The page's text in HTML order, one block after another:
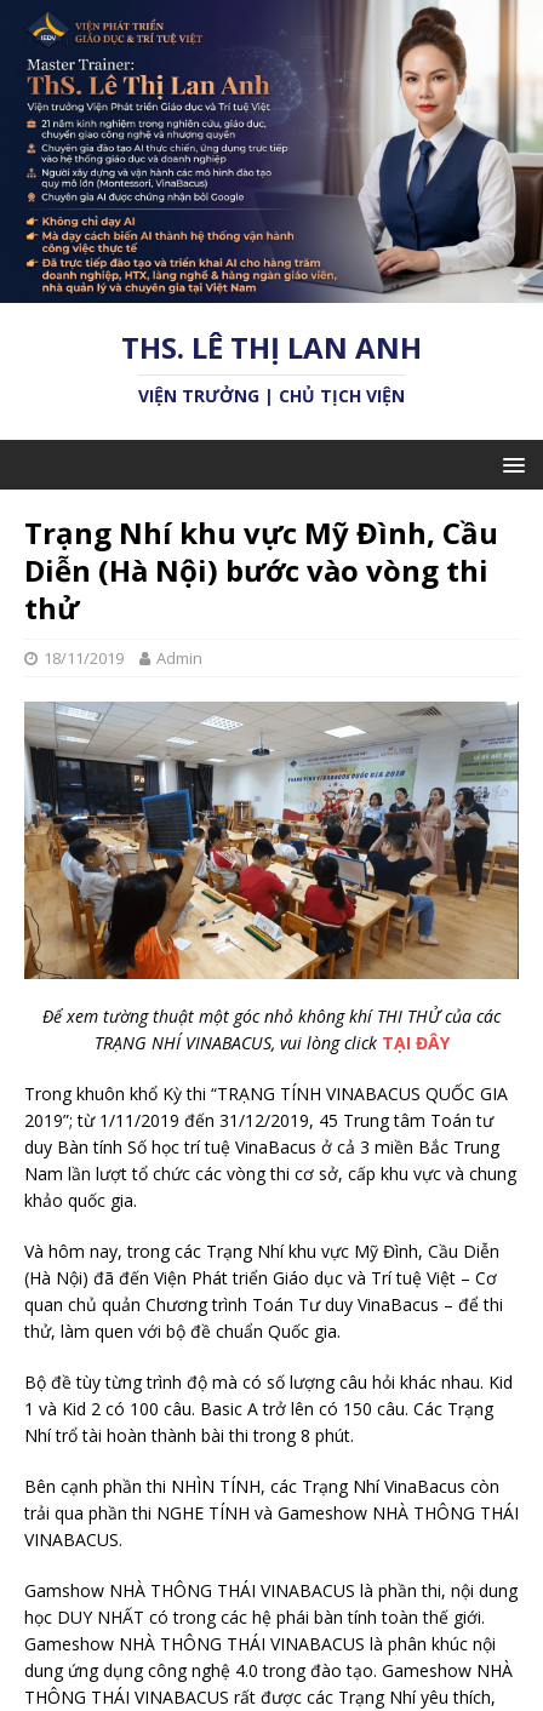
THS. LÊ THỊ LAN ANH
VIỆN TRƯỞNG | CHỦ TỊCH VIỆN
Trạng Nhí khu vực Mỹ Đình, Cầu
Diễn (Hà Nội) bước vào vòng thi
thử
18/11/2019 Admin
Để xem tường thuật một góc nhỏ không khí THI THỬ của các
TRẠNG NHÍ VINABACUS, vui lòng click TẠI ĐÂY
Trong khuôn khổ Kỳ thi “TRẠNG TÍNH VINABACUS QUỐC GIA
2019”; từ 1/11/2019 đến 31/12/2019, 45 Trung tâm Toán tư
duy Bàn tính Số học trí tuệ VinaBacus ở cả 3 miền Bắc Trung
Nam lần lượt tổ chức các vòng thi cơ sở, cấp khu vực và chung
khảo quốc gia.
Và hôm nay, trong các Trạng Nhí khu vực Mỹ Đình, Cầu Diễn
(Hà Nội) đã đến Viện Phát triển Giáo dục và Trí tuệ Việt – Cơ
quan chủ quản Chương trình Toán Tư duy VinaBacus – để thi
thử, làm quen với bộ đề chuẩn Quốc gia.
Bộ đề tùy từng trình độ mà có số lượng câu hỏi khác nhau. Kid
1 và Kid 2 có 100 câu. Basic A trở lên có 150 câu. Các Trạng
Nhí trổ tài hoàn thành bài thi trong 8 phút.
Bên cạnh phần thi NHÌN TÍNH, các Trạng Nhí VinaBacus còn
trải qua phần thi NGHE TÍNH và Gameshow NHÀ THÔNG THÁI
VINABACUS.
Gamshow NHÀ THÔNG THÁI VINABACUS là phần thi, nội dung
học DUY NHẤT có trong các hệ phái bàn tính toàn thế giới.
Gameshow NHÀ THÔNG THÁI VINABACUS là phân khúc nội
dung ứng dụng công nghệ 4.0 trong đào tạo. Gameshow NHÀ
THÔNG THÁI VINABACUS rất được các Trạng Nhí yêu thích,